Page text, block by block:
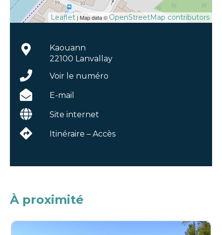
Leaflet | Map data © OpenStreetMap contributors
Kaouann
22100 Lanvallay
Voir le numéro
E-mail
Site internet
Itinéraire – Accès
À proximité